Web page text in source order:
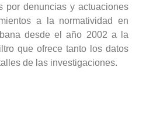
por denuncias y actuaciones
a la normatividad en
desde el año 2002 a la
que ofrece tanto los datos
de las investigaciones.